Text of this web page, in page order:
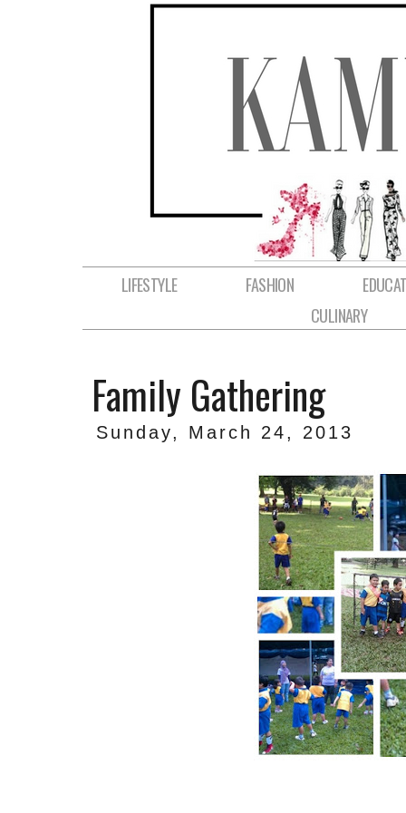
LIFESTYLE FASHION
CULINARY
Family Gathering
Sunday, March 24, 2013